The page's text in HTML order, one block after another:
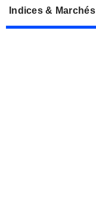
Indices & Marchés